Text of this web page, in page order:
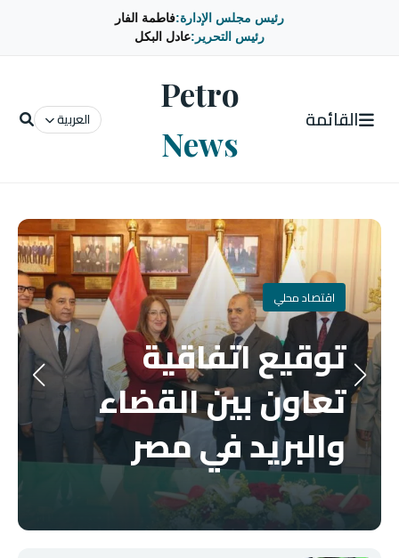
رئيس مجلس الإدارة:فاطمة الفار
رئيس التحرير:عادل البكل
القائمة
Petro
News
العربية
اقتصاد محلي
توقيع اتفاقية
تعاون بين القضاء
والبريد في مصر